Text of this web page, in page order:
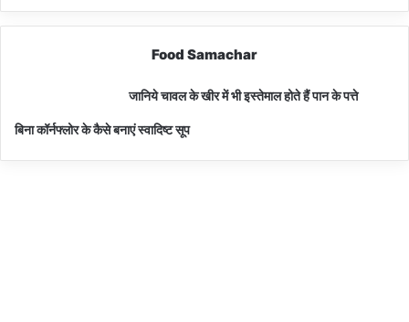
Food Samachar
जानिये चावल के खीर में भी इस्तेमाल होते हैं पान के पत्ते
बिना कॉर्नफ्लोर के कैसे बनाएं स्वादिष्ट सूप